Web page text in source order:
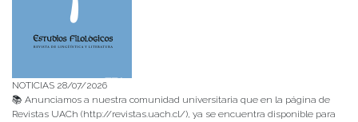
NOTICIAS 28/07/2026
📚 Anunciamos a nuestra comunidad universitaria que en la página de
Revistas UACh (http://revistas.uach.cl/), ya se encuentra disponible para